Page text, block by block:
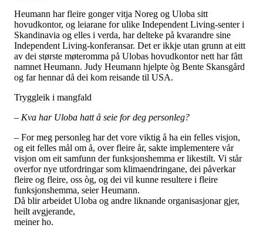
Heumann har fleire gonger vitja Noreg og Uloba sitt
hovudkontor, og leiarane for ulike Independent Living-senter i
Skandinavia og elles i verda, har delteke på kvarandre sine
Independent Living-konferansar. Det er ikkje utan grunn at eitt
av dei største møteromma på Ulobas hovudkontor nett har fått
namnet Heumann. Judy Heumann hjelpte òg Bente Skansgård
og far hennar då dei kom reisande til USA.
Tryggleik i mangfald
– Kva har Uloba hatt å seie for deg personleg?
– For meg personleg har det vore viktig å ha ein felles visjon,
og eit felles mål om å, over fleire år, sakte implementere vår
visjon om eit samfunn der funksjonshemma er likestilt. Vi står
overfor nye utfordringar som klimaendringane, dei påverkar
fleire og fleire, oss òg, og dei vil kunne resultere i fleire
funksjonshemma, seier Heumann.
Då blir arbeidet Uloba og andre liknande organisasjonar gjer,
heilt avgjerande,
meiner ho.